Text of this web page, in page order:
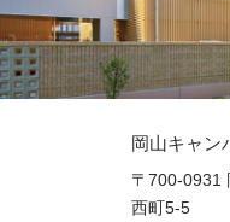
岡山キャン
〒700-0931
西町5-5